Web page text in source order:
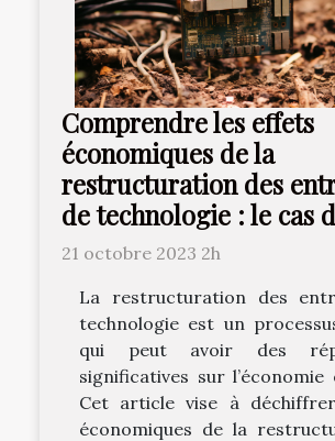
Comprendre les effets
économiques de la
restructuration des
de technologie : le cas
21 octobre 2023 2h
La restructuration des
technologie est un
qui peut avoir des
significatives sur l’économie
Cet article vise à
économiques de la